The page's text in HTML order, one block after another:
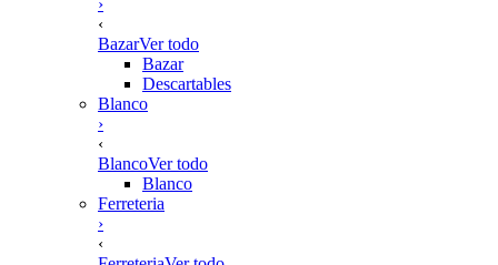
›
‹
BazarVer todo
Bazar
Descartables
Blanco
›
‹
BlancoVer todo
Blanco
Ferreteria
›
‹